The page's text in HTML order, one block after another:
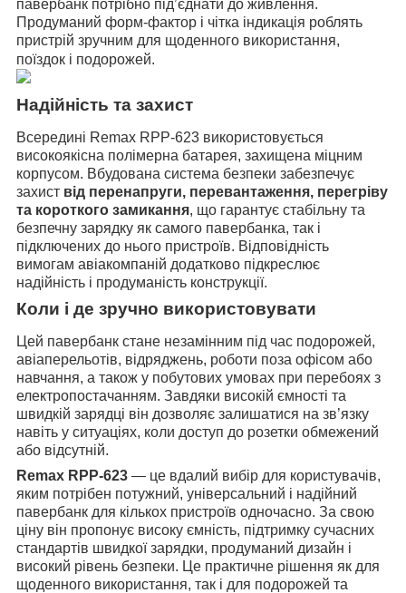
павербанк потрібно під’єднати до живлення.
Продуманий форм-фактор і чітка індикація роблять
пристрій зручним для щоденного використання,
поїздок і подорожей.
Надійність та захист
Всередині Remax RPP-623 використовується
високоякісна полімерна батарея, захищена міцним
корпусом. Вбудована система безпеки забезпечує
захист від перенапруги, перевантаження, перегріву
та короткого замикання, що гарантує стабільну та
безпечну зарядку як самого павербанка, так і
підключених до нього пристроїв. Відповідність
вимогам авіакомпаній додатково підкреслює
надійність і продуманість конструкції.
Коли і де зручно використовувати
Цей павербанк стане незамінним під час подорожей,
авіаперельотів, відряджень, роботи поза офісом або
навчання, а також у побутових умовах при перебоях з
електропостачанням. Завдяки високій ємності та
швидкій зарядці він дозволяє залишатися на зв’язку
навіть у ситуаціях, коли доступ до розетки обмежений
або відсутній.
Remax RPP-623 — це вдалий вибір для користувачів,
яким потрібен потужний, універсальний і надійний
павербанк для кількох пристроїв одночасно. За свою
ціну він пропонує високу ємність, підтримку сучасних
стандартів швидкої зарядки, продуманий дизайн і
високий рівень безпеки. Це практичне рішення як для
щоденного використання, так і для подорожей та